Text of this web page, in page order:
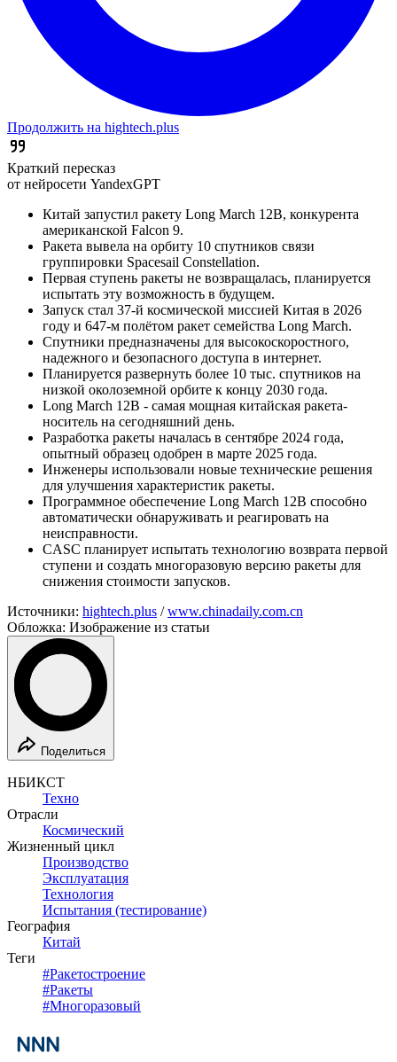
Продолжить на hightech.plus
Краткий пересказ
от нейросети YandexGPT
Китай запустил ракету Long March 12B, конкурента
американской Falcon 9.
Ракета вывела на орбиту 10 спутников связи
группировки Spacesail Constellation.
Первая ступень ракеты не возвращалась, планируется
испытать эту возможность в будущем.
Запуск стал 37-й космической миссией Китая в 2026
году и 647-м полётом ракет семейства Long March.
Спутники предназначены для высокоскоростного,
надежного и безопасного доступа в интернет.
Планируется развернуть более 10 тыс. спутников на
низкой околоземной орбите к концу 2030 года.
Long March 12B - самая мощная китайская ракета-
носитель на сегодняшний день.
Разработка ракеты началась в сентябре 2024 года,
опытный образец одобрен в марте 2025 года.
Инженеры использовали новые технические решения
для улучшения характеристик ракеты.
Программное обеспечение Long March 12B способно
автоматически обнаруживать и реагировать на
неисправности.
CASC планирует испытать технологию возврата первой
ступени и создать многоразовую версию ракеты для
снижения стоимости запусков.
Источники: hightech.plus /www.chinadaily.com.cn
Обложка: Изображение из статьи
Поделиться
НБИКСТ
Техно
Отрасли
Космический
Жизненный цикл
Производство
Эксплуатация
Технология
Испытания (тестирование)
География
Китай
Теги
#Ракетостроение
#Ракеты
#Многоразовый